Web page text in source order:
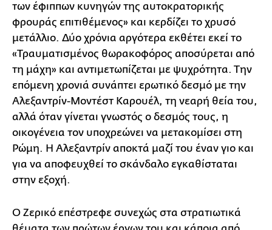
των έφιππων κυνηγών της αυτοκρατορικής
φρουράς επιτιθέμενος» και κερδίζει το χρυσό
μετάλλιο. Δύο χρόνια αργότερα εκθέτει εκεί το
«Τραυματισμένος θωρακοφόρος αποσύρεται από
τη μάχη» και αντιμετωπίζεται με ψυχρότητα. Την
επόμενη χρονιά συνάπτει ερωτικό δεσμό με την
Αλεξαντρίν-Μοντέστ Καρουέλ, τη νεαρή θεία του,
αλλά όταν γίνεται γνωστός ο δεσμός τους, η
οικογένεια τον υποχρεώνει να μετακομίσει στη
Ρώμη. Η Αλεξαντρίν αποκτά μαζί του έναν γιο και
για να αποφευχθεί το σκάνδαλο εγκαθίσταται
στην εξοχή.
Ο Ζερικό επέστρεφε συνεχώς στα στρατιωτικά